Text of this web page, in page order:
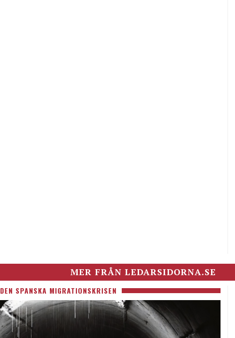
MER FRÅN LEDARSIDORNA.SE
DEN SPANSKA MIGRATIONSKRISEN